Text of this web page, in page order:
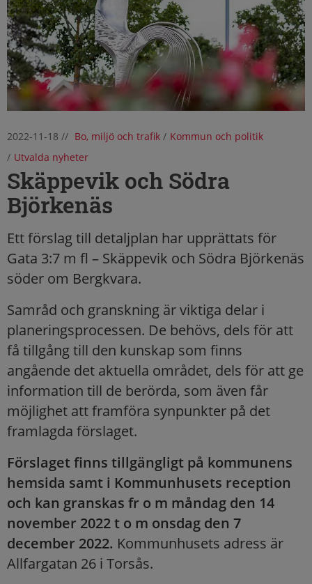
2022-11-18 // Bo, miljö och trafik/ Kommun och politik
/ Utvalda nyheter
Skäppevik och Södra
Björkenäs
Ett förslag till detaljplan har upprättats för
Gata 3:7 m fl – Skäppevik och Södra Björkenäs
söder om Bergkvara.
Samråd och granskning är viktiga delar i
planeringsprocessen. De behövs, dels för att
få tillgång till den kunskap som finns
angående det aktuella området, dels för att ge
information till de berörda, som även får
möjlighet att framföra synpunkter på det
framlagda förslaget.
Förslaget finns tillgängligt på kommunens
hemsida samt i Kommunhusets reception
och kan granskas fr o m måndag den 14
november 2022 t o m onsdag den 7
december 2022. Kommunhusets adress är
Allfargatan 26 i Torsås.